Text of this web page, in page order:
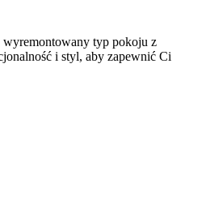
typ pokoju z
i styl, aby zapewnić Ci